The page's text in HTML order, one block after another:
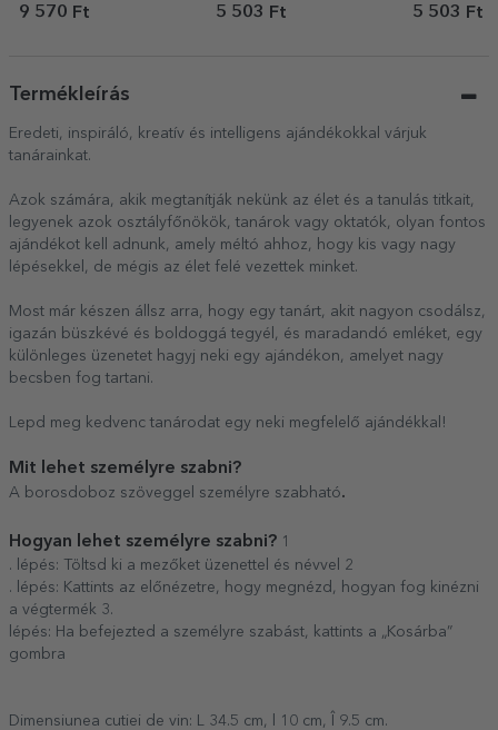
felirattal – Bacon and
9 570 Ft és üzenettel – 40 éves
5 503 Ft Wine
5 503 Ft
Termékleírás
Eredeti, inspiráló, kreatív és intelligens ajándékokkal várjuk
tanárainkat.
Azok számára, akik megtanítják nekünk az élet és a tanulás titkait,
legyenek azok osztályfőnökök, tanárok vagy oktatók, olyan fontos
ajándékot kell adnunk, amely méltó ahhoz, hogy kis vagy nagy
lépésekkel, de mégis az élet felé vezettek minket.
Most már készen állsz arra, hogy egy tanárt, akit nagyon csodálsz,
igazán büszkévé és boldoggá tegyél, és maradandó emléket, egy
különleges üzenetet hagyj neki egy ajándékon, amelyet nagy
becsben fog tartani.
Lepd meg kedvenc tanárodat egy neki megfelelő ajándékkal!
Mit lehet személyre szabni?
A borosdoboz szöveggel személyre szabható.
Hogyan lehet személyre szabni? 1
. lépés: Töltsd ki a mezőket üzenettel és névvel 2
. lépés: Kattints az előnézetre, hogy megnézd, hogyan fog kinézni
a végtermék 3.
lépés: Ha befejezted a személyre szabást, kattints a „Kosárba”
gombra
Dimensiunea cutiei de vin: L 34.5 cm, l 10 cm, Î 9.5 cm.